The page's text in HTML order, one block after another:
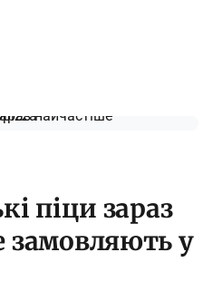
піци зараз
замовляють у